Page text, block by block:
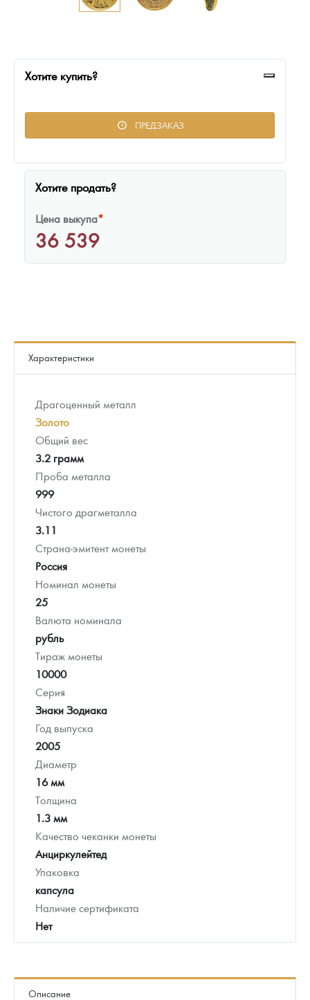
Русская нумизматика
Хотите купить?
ПРЕДЗАКАЗ
Хотите продать?
Цена выкупа*
36 539
Характеристики
Драгоценный металл
Золото
Общий вес
3.2 грамм
Проба металла
999
Чистого драгметалла
3.11
Страна-эмитент монеты
Россия
Номинал монеты
25
Валюта номинала
рубль
Тираж монеты
10000
Серия
Знаки Зодиака
Год выпуска
2005
Диаметр
16 мм
Толщина
1.3 мм
Качество чеканки монеты
Анциркулейтед
Упаковка
капсула
Наличие сертификата
Нет
Описание